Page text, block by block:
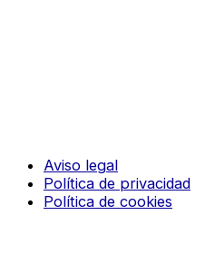
Aviso legal
Política de privacidad
Política de cookies